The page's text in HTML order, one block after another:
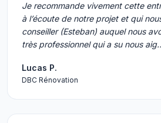
Je recommande vivement cette
à l’écoute de notre projet et qui
conseiller (Esteban) auquel nous
très professionnel qui a su nous
Lucas P.
DBC Rénovation